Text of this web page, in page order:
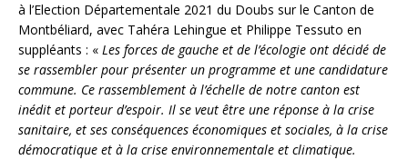
à l’Election Départementale 2021 du Doubs sur le Canton de
Montbéliard, avec Tahéra Lehingue et Philippe Tessuto en
suppléants : « Les forces de gauche et de l’écologie ont décidé de
se rassembler pour présenter un programme et une candidature
commune. Ce rassemblement à l’échelle de notre canton est
inédit et porteur d’espoir. Il se veut être une réponse à la crise
sanitaire, et ses conséquences économiques et sociales, à la crise
démocratique et à la crise environnementale et climatique.